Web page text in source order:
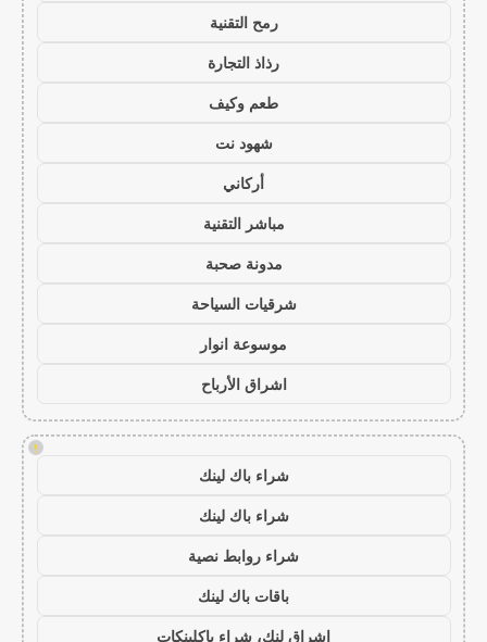
رمح التقنية
رذاذ التجارة
طعم وكيف
شهود نت
أركاني
مباشر التقنية
مدونة صحبة
شرقيات السياحة
موسوعة انوار
اشراق الأرباح
!
شراء باك لينك
شراء باك لينك
شراء روابط نصية
باقات باك لينك
اشراق لنك، شراء باكلينكات